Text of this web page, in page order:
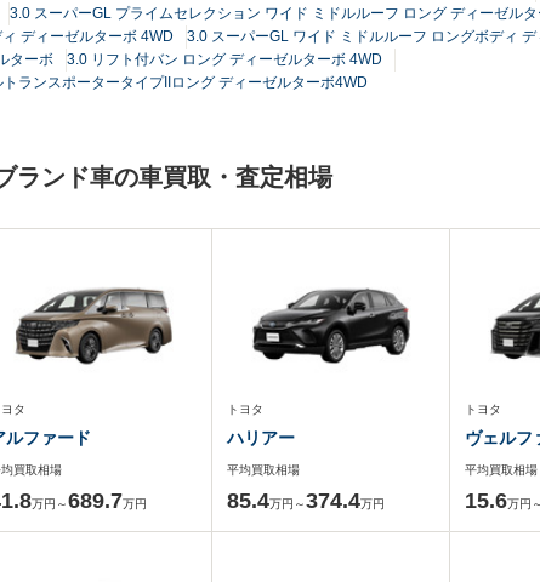
3.0 スーパーGL プライムセレクション ワイド ミドルルーフ ロング ディーゼル
ディーゼルターボ 4WD
3.0 スーパーGL ワイド ミドルルーフ ロングボディ
ターボ
3.0 リフト付バン ロング ディーゼルターボ 4WD
ランスポータータイプIIロング ディーゼルターボ4WD
ランド車の車買取・査定相場
ヨタ
ルファード
買取相場
万円～689.7万円
トヨタ
ハリアー
平均買取相場
85.4万円～374.4万円
トヨタ
ヴェルフ
平均買取相場
15.6万円～